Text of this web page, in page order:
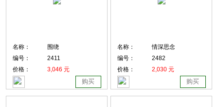
名称：
围绕
编号：
2411
价格：
3,046 元
购买
名称：
情深思念
编号：
2482
价格：
2,030 元
购买